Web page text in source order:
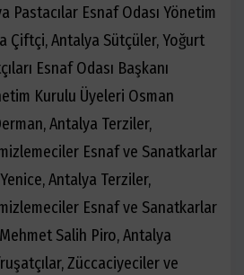
Pastacılar Esnaf Odası Yönetim
Çiftçi, Antalya Sütçüler, Yoğurt
Esnaf Odası Başkanı
Kurulu Üyeleri Osman
Antalya Terziler,
Esnaf ve Sanatkarlar
Antalya Terziler,
Esnaf ve Sanatkarlar
Salih Piro, Antalya
Züccaciyeciler ve